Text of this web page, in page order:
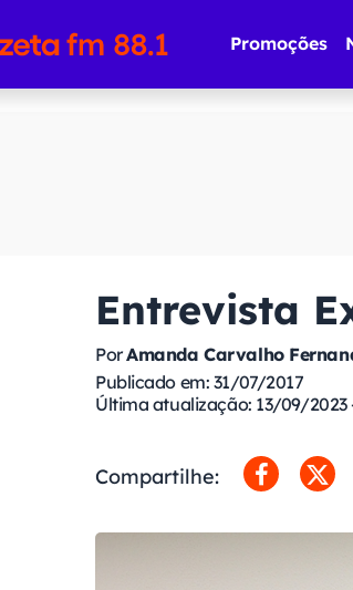
Promoções
Entrevista
PorAmanda Carvalho
Publicado em: 31/07/2017
Última atualização: 13/09/2023
Compartilhe: